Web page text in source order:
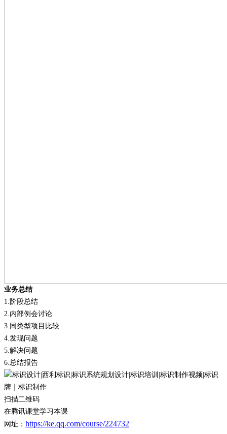
业务总结
1. 阶段总结
2. 内部例会讨论
3. 同类型项目比较
4. 发现问题
5. 解决问题
6. 总结报告
扫描二维码
在腾讯课堂学习本课
网址： https://ke.qq.com/course/224732